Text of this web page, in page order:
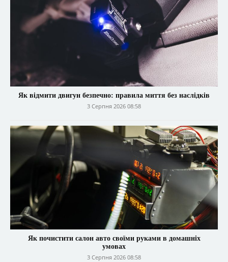
Як відмити двигун безпечно: правила миття без наслідків
3 Серпня 2026 08:58
Як почистити салон авто своїми руками в домашніх
умовах
3 Серпня 2026 08:58